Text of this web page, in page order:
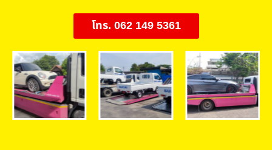
โทร. 062 149 5361